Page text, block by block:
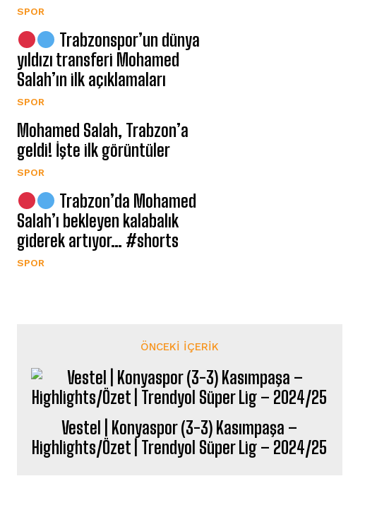
SPOR
Trabzonspor’un dünya
yıldızı transferi Mohamed
Salah’ın ilk açıklamaları
SPOR
Mohamed Salah, Trabzon’a
geldi! İşte ilk görüntüler
SPOR
Trabzon’da Mohamed
Salah’ı bekleyen kalabalık
giderek artıyor… #shorts
SPOR
ÖNCEKI İÇERIK
Vestel | Konyaspor (3-3) Kasımpaşa –
Highlights/Özet | Trendyol Süper Lig – 2024/25